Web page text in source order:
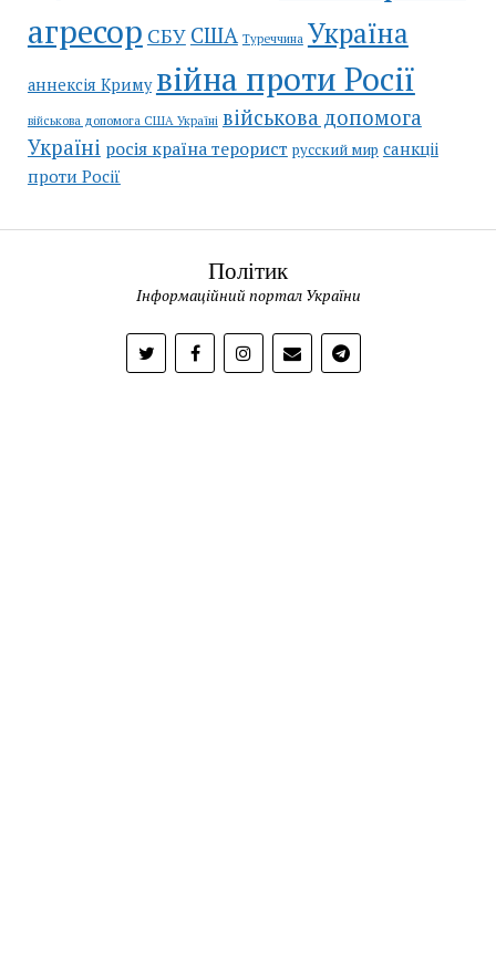
агресор СБУ США Туреччина Україна
аннексія Криму війна проти Росії
військова допомога США Україні військова допомога
Україні росія країна терорист русский мир санкціі
проти Росії
Політик
Інформаційний портал України